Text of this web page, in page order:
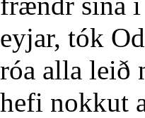
eyjar, tók
róa alla leið
hefi nokkut